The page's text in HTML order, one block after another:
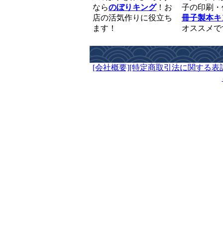
ならのぼりキング！お
店の活気作りに役立ち
ます！
子の印刷
冊子製本
オススメ
[会社概要][特定商取引法に関する表